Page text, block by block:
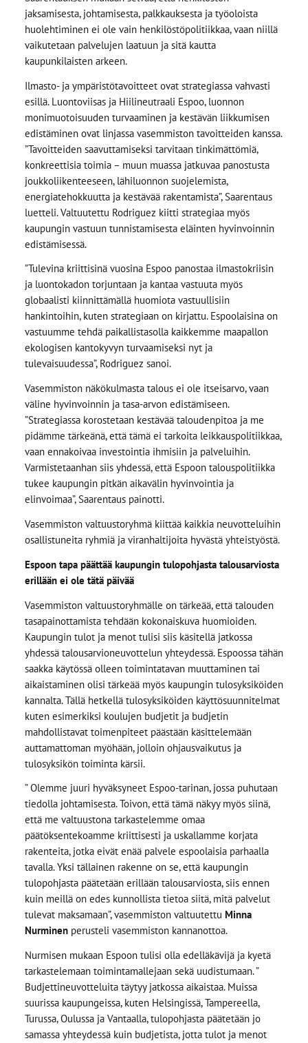
jaksamisesta, johtamisesta, palkkauksesta ja työoloista
huolehtiminen ei ole vain henkilöstöpolitiikkaa, vaan niillä
vaikutetaan palvelujen laatuun ja sitä kautta
kaupunkilaisten arkeen.
Ilmasto- ja ympäristötavoitteet ovat strategiassa vahvasti
esillä. Luontoviisas ja Hiilineutraali Espoo, luonnon
monimuotoisuuden turvaaminen ja kestävän liikkumisen
edistäminen ovat linjassa vasemmiston tavoitteiden kanssa.
”Tavoitteiden saavuttamiseksi tarvitaan tinkimättömiä,
konkreettisia toimia – muun muassa jatkuvaa panostusta
joukkoliikenteeseen, lähiluonnon suojelemista,
energiatehokkuutta ja kestävää rakentamista”, Saarentaus
luetteli. Valtuutettu Rodriguez kiitti strategiaa myös
kaupungin vastuun tunnistamisesta eläinten hyvinvoinnin
edistämisessä.
”Tulevina kriittisinä vuosina Espoo panostaa ilmastokriisin
ja luontokadon torjuntaan ja kantaa vastuuta myös
globaalisti kiinnittämällä huomiota vastuullisiin
hankintoihin, kuten strategiaan on kirjattu. Espoolaisina on
vastuumme tehdä paikallistasolla kaikkemme maapallon
ekologisen kantokyvyn turvaamiseksi nyt ja
tulevaisuudessa”, Rodriguez sanoi.
Vasemmiston näkökulmasta talous ei ole itseisarvo, vaan
väline hyvinvoinnin ja tasa-arvon edistämiseen.
”Strategiassa korostetaan kestävää taloudenpitoa ja me
pidämme tärkeänä, että tämä ei tarkoita leikkauspolitiikkaa,
vaan ennakoivaa investointia ihmisiin ja palveluihin.
Varmistetaanhan siis yhdessä, että Espoon talouspolitiikka
tukee kaupungin pitkän aikavälin hyvinvointia ja
elinvoimaa”, Saarentaus painotti.
Vasemmiston valtuustoryhmä kiittää kaikkia neuvotteluihin
osallistuneita ryhmiä ja viranhaltijoita hyvästä yhteistyöstä.
Espoon tapa päättää kaupungin tulopohjasta talousarviosta
erillään ei ole tätä päivää
Vasemmiston valtuustoryhmälle on tärkeää, että talouden
tasapainottamista tehdään kokonaiskuva huomioiden.
Kaupungin tulot ja menot tulisi siis käsitellä jatkossa
yhdessä talousarvioneuvottelun yhteydessä. Espoossa tähän
saakka käytössä olleen toimintatavan muuttaminen tai
aikaistaminen olisi tärkeää myös kaupungin tulosyksiköiden
kannalta. Tällä hetkellä tulosyksiköiden käyttösuunnitelmat
kuten esimerkiksi koulujen budjetit ja budjetin
mahdollistavat toimenpiteet päästään käsittelemään
auttamattoman myöhään, jolloin ohjausvaikutus ja
tulosyksikön toiminta kärsii.
” Olemme juuri hyväksyneet Espoo-tarinan, jossa puhutaan
tiedolla johtamisesta. Toivon, että tämä näkyy myös siinä,
että me valtuustona tarkastelemme omaa
päätöksentekoamme kriittisesti ja uskallamme korjata
rakenteita, jotka eivät enää palvele espoolaisia parhaalla
tavalla. Yksi tällainen rakenne on se, että kaupungin
tulopohjasta päätetään erillään talousarviosta, siis ennen
kuin meillä on edes kunnollista tietoa siitä, mitä palvelut
tulevat maksamaan”, vasemmiston valtuutettu Minna
Nurminen perusteli vasemmiston kannanottoa.
Nurmisen mukaan Espoon tulisi olla edelläkävijä ja kyetä
tarkastelemaan toimintamallejaan sekä uudistumaan. ”
Budjettineuvotteluita täytyy jatkossa aikaistaa. Muissa
suurissa kaupungeissa, kuten Helsingissä, Tampereella,
Turussa, Oulussa ja Vantaalla, tulopohjasta päätetään jo
samassa yhteydessä kuin budjetista, jotta tulot ja menot